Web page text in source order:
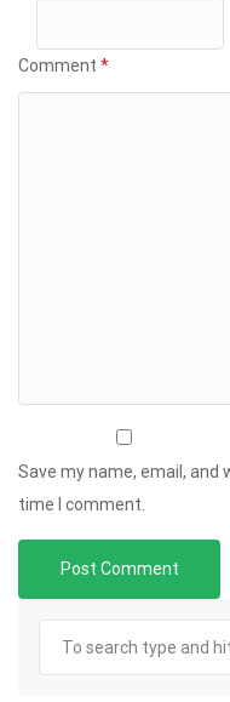
Comment *
Save my name, email,
time I comment.